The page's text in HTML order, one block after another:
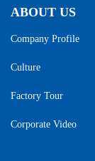
ABOUT US
Company Profile
Culture
Factory Tour
Corporate Video